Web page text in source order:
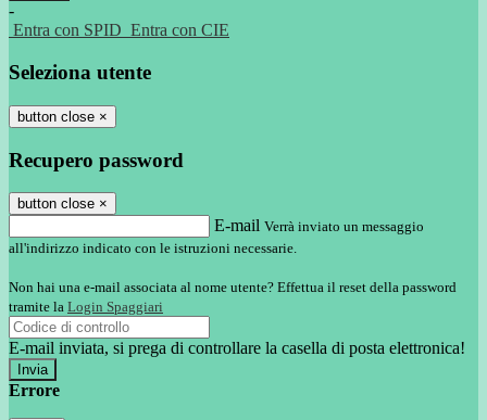
-
Entra con SPID Entra con CIE
Seleziona utente
button close ×
Recupero password
button close ×
E-mail Verrà inviato un messaggio
all'indirizzo indicato con le istruzioni necessarie.
Non hai una e-mail associata al nome utente? Effettua il reset della password
tramite la Login Spaggiari
E-mail inviata, si prega di controllare la casella di posta elettronica!
Errore